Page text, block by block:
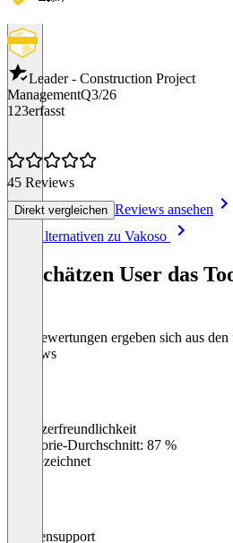
Leader - Construction Project
ManagementQ3/26
123erfasst
45 Reviews
Direkt vergleichen Reviews ansehen
Alle Alternativen zu Vakoso
So schätzen User das
Die Bewertungen ergeben sich aus
Reviews
Benutzerfreundlichkeit
Kategorie-Durchschnitt: 87 %
Ausgezeichnet
Kundensupport